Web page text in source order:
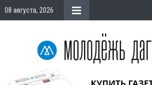
08 августа, 2026